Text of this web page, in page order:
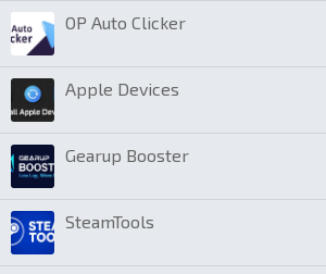
OP Auto Clicker
Apple Devices
Gearup Booster
SteamTools